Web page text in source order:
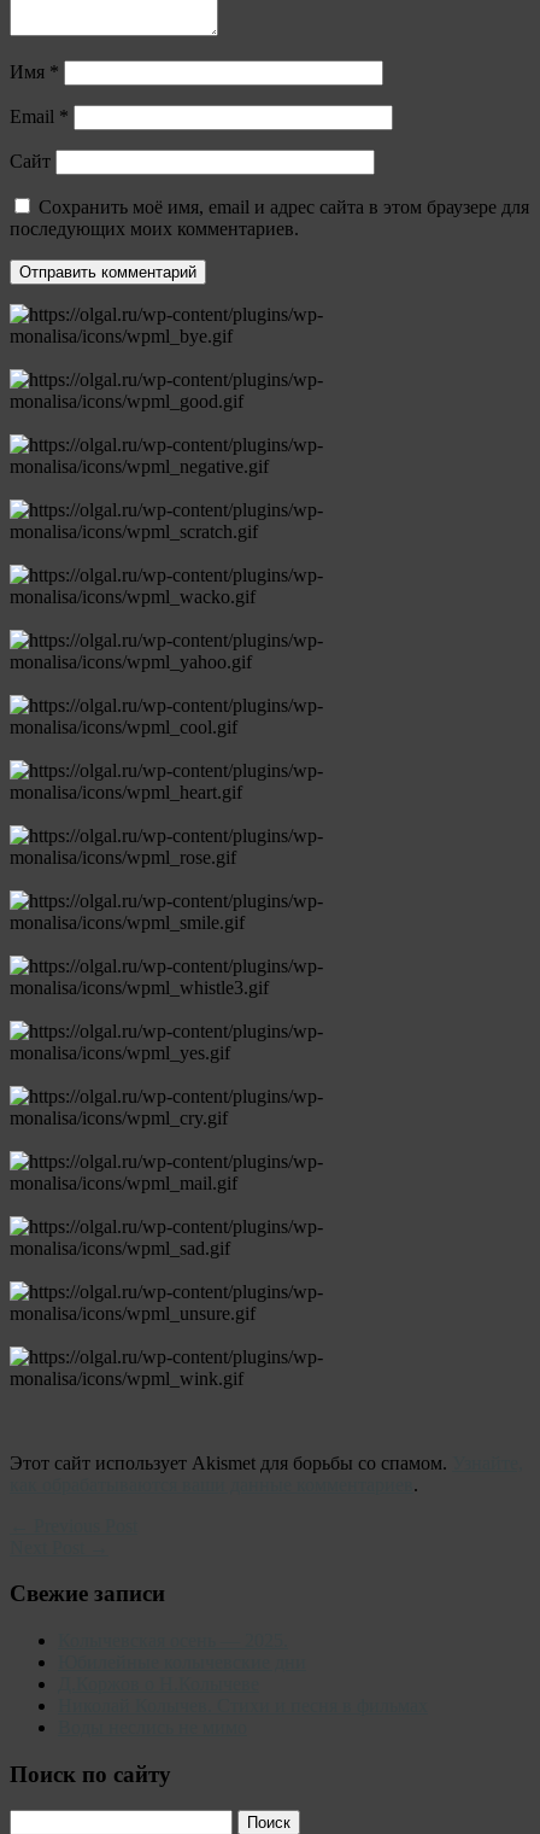
Имя *
Email *
Сайт
Сохранить моё имя, email и адрес сайта в этом браузере для
последующих моих комментариев.
Этот сайт использует Akismet для борьбы со спамом.
.
Свежие записи
Поиск по сайту